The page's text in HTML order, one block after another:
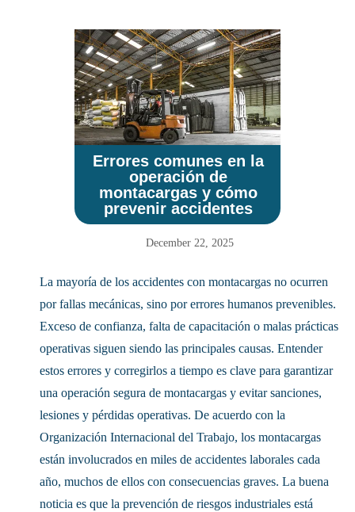
Errores comunes en la
operación de
montacargas y cómo
prevenir accidentes
December 22, 2025
La mayoría de los accidentes con montacargas no ocurren
por fallas mecánicas, sino por errores humanos prevenibles.
Exceso de confianza, falta de capacitación o malas prácticas
operativas siguen siendo las principales causas. Entender
estos errores y corregirlos a tiempo es clave para garantizar
una operación segura de montacargas y evitar sanciones,
lesiones y pérdidas operativas. De acuerdo con la
Organización Internacional del Trabajo, los montacargas
están involucrados en miles de accidentes laborales cada
año, muchos de ellos con consecuencias graves. La buena
noticia es que la prevención de riesgos industriales está